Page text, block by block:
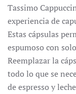
Tassimo
experiencia de
Estas cápsulas
espumoso con
Reemplazar la
todo lo que se
de espresso y